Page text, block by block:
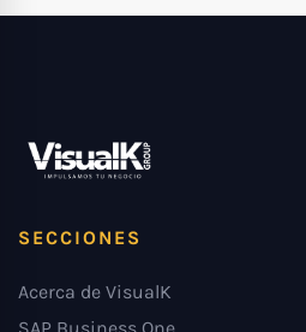
SECCIONES
Acerca de VisualK